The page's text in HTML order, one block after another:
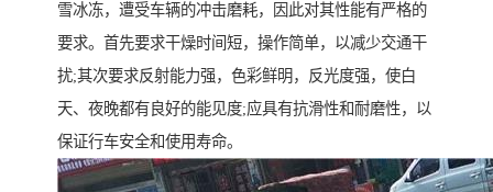
雪冰冻，遭受车辆的冲击磨耗，因此对其性能有严格的
要求。首先要求干燥时间短，操作简单，以减少交通干
扰;其次要求反射能力强，色彩鲜明，反光度强，使白
天、夜晚都有良好的能见度;应具有抗滑性和耐磨性，以
保证行车安全和使用寿命。